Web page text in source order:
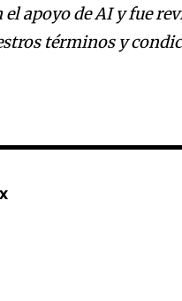
apoyo de AI y fue
términos y